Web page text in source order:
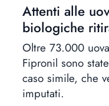
Attenti alle
biologiche
Oltre 73.000
Fipronil sono
caso simile, che
imputati.